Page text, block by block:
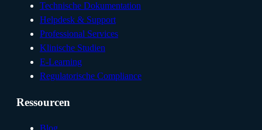
Technische Dokumentation
Helpdesk & Support
Professional Services
Klinische Studien
E-Learning
Regulatorische Compliance
Ressourcen